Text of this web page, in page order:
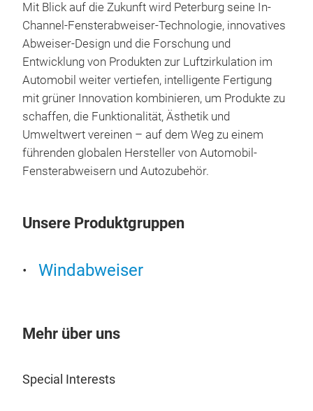
Mit Blick auf die Zukunft wird Peterburg seine In-
Channel-Fensterabweiser-Technologie, innovatives
Abweiser-Design und die Forschung und
Entwicklung von Produkten zur Luftzirkulation im
Automobil weiter vertiefen, intelligente Fertigung
mit grüner Innovation kombinieren, um Produkte zu
schaffen, die Funktionalität, Ästhetik und
Umweltwert vereinen – auf dem Weg zu einem
führenden globalen Hersteller von Automobil-
Fensterabweisern und Autozubehör.
Unsere Produktgruppen
Windabweiser
Mehr über uns
Special Interests